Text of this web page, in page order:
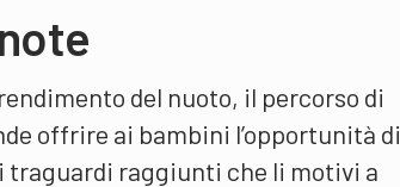
del nuoto, il percorso di
offrire ai bambini l’opportunità di
traguardi raggiunti che li motivi a